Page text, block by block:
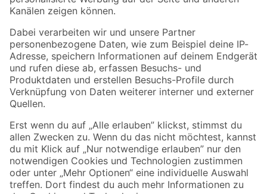
Folge uns
Zahlungsarten Versandarten
Sicher einkaufen
Jetzt die toom-App herunterladen